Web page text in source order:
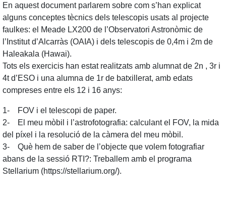
En aquest document parlarem sobre com s’han explicat
alguns conceptes tècnics dels telescopis usats al projecte
faulkes: el Meade LX200 de l’Observatori Astronòmic de
l’Institut d’Alcarràs (OAIA) i dels telescopis de 0,4m i 2m de
Haleakala (Hawai).
Tots els exercicis han estat realitzats amb alumnat de 2n , 3r i
4t d’ESO i una alumna de 1r de batxillerat, amb edats
compreses entre els 12 i 16 anys:
1- FOV i el telescopi de paper.
2- El meu mòbil i l’astrofotografia: calculant el FOV, la mida
del píxel i la resolució de la càmera del meu mòbil.
3- Què hem de saber de l’objecte que volem fotografiar
abans de la sessió RTI?: Treballem amb el programa
Stellarium (https://stellarium.org/).